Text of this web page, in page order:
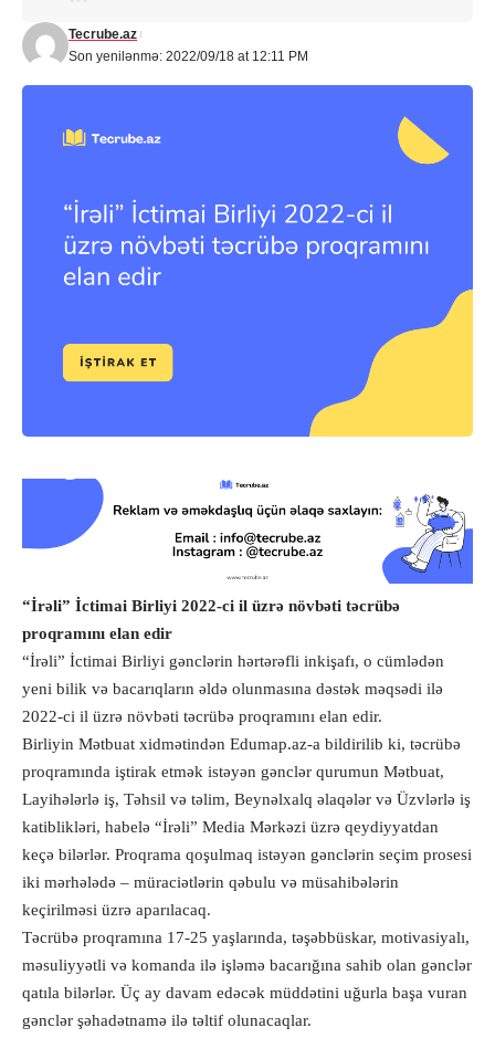
Son yenilənmə: 2022/09/18 at 12:11 PM
Tecrube.az
“İrəli” İctimai Birliyi 2022-ci il üzrə növbəti təcrübə
proqramını elan edir
“İrəli” İctimai Birliyi gənclərin hərtərəfli inkişafı, o cümlədən
yeni bilik və bacarıqların əldə olunmasına dəstək məqsədi ilə
2022-ci il üzrə növbəti təcrübə proqramını elan edir.
Birliyin Mətbuat xidmətindən Edumap.az-a bildirilib ki, təcrübə
proqramında iştirak etmək istəyən gənclər qurumun Mətbuat,
Layihələrlə iş, Təhsil və təlim, Beynəlxalq əlaqələr və Üzvlərlə iş
katiblikləri, habelə “İrəli” Media Mərkəzi üzrə qeydiyyatdan
keçə bilərlər. Proqrama qoşulmaq istəyən gənclərin seçim prosesi
iki mərhələdə – müraciətlərin qəbulu və müsahibələrin
keçirilməsi üzrə aparılacaq.
Təcrübə proqramına 17-25 yaşlarında, təşəbbüskar, motivasiyalı,
məsuliyyətli və komanda ilə işləmə bacarığına sahib olan gənclər
qatıla bilərlər. Üç ay davam edəcək müddətini uğurla başa vuran
gənclər şəhadətnamə ilə təltif olunacaqlar.